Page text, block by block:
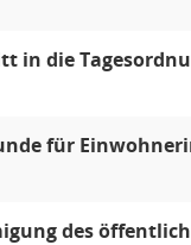
in die
für
des